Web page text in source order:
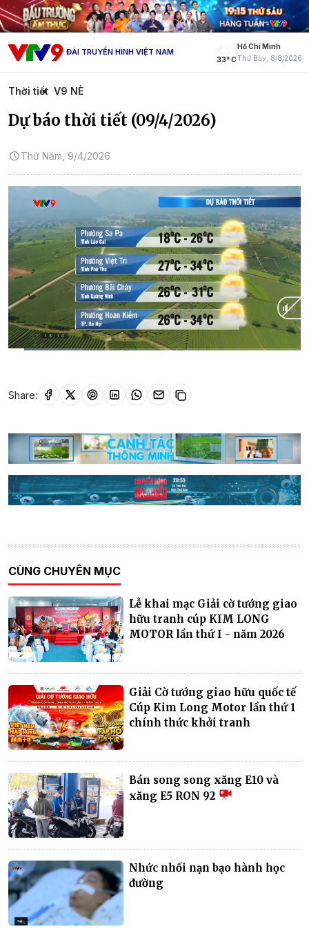
ĐÀI TRUYỀN HÌNH VIỆT NAM
33° C
Hồ Chí Minh
Thứ Bảy, 8/8/2026
Thời tiết V9 NÈ
Dự báo thời tiết (09/4/2026)
Thứ Năm, 9/4/2026
Share:
CÙNG CHUYÊN MỤC
Lễ khai mạc Giải cờ tướng giao
hữu tranh cúp KIM LONG
MOTOR lần thứ I - năm 2026
Giải Cờ tướng giao hữu quốc tế
Cúp Kim Long Motor lần thứ 1
chính thức khởi tranh
Bán song song xăng E10 và
xăng E5 RON 92
Nhức nhối nạn bạo hành học
đường